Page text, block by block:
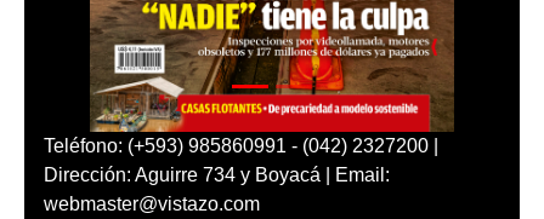
Teléfono: (+593) 985860991 - (042) 2327200 |
Dirección: Aguirre 734 y Boyacá | Email:
webmaster@vistazo.com